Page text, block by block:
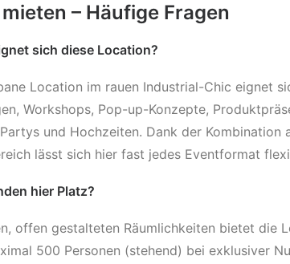
– Häufige Fragen
sich diese Location?
Location im rauen Industrial-Chic eignet
Workshops, Pop-up-Konzepte,
und Hochzeiten. Dank der Kombination
lässt sich hier fast jedes Eventformat
hier Platz?
offen gestalteten Räumlichkeiten bietet die
500 Personen (stehend) bei exklusiver